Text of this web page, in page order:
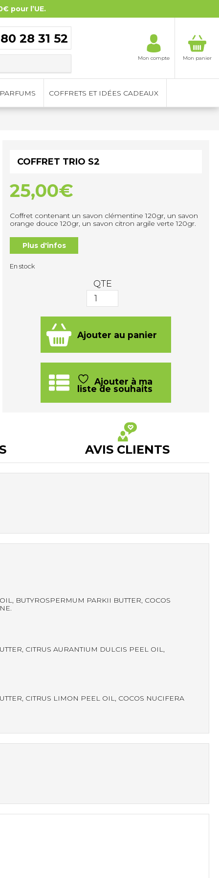
pour l’UE.
28 31 52
Mon compte Mon panier
PARFUMS COFFRETS ET IDÉES CADEAUX
COFFRET TRIO S2
25,00€
Coffret contenant un savon clémentine 120gr, un savon
orange douce 120gr, un savon citron argile verte 120gr.
Plus d'infos
En stock
QTE
Ajouter au panier
Ajouter à ma
liste de souhaits
AVIS CLIENTS
BUTYROSPERMUM PARKII BUTTER, COCOS
CITRUS AURANTIUM DULCIS PEEL OIL,
CITRUS LIMON PEEL OIL, COCOS NUCIFERA